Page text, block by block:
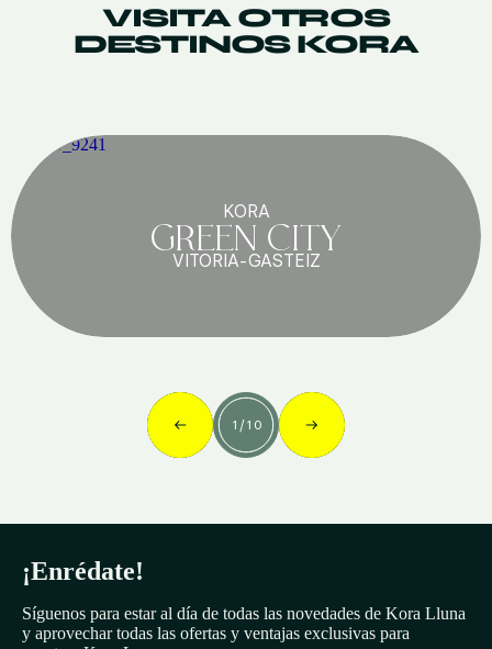
VISITA OTROS
DESTINOS KORA
KORA
GREEN CITY
VITORIA-GASTEIZ
1 /10
¡Enrédate!
Síguenos para estar al día de todas las novedades de Kora Lluna
y aprovechar todas las ofertas y ventajas exclusivas para